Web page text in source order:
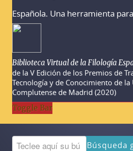
Española. Una herramienta
Biblioteca Virtual de la Filología
de la V Edición de los Premios de
Tecnología y de Conocimiento de la
Complutense de Madrid (2020)
Toggle Bar
Búsqueda